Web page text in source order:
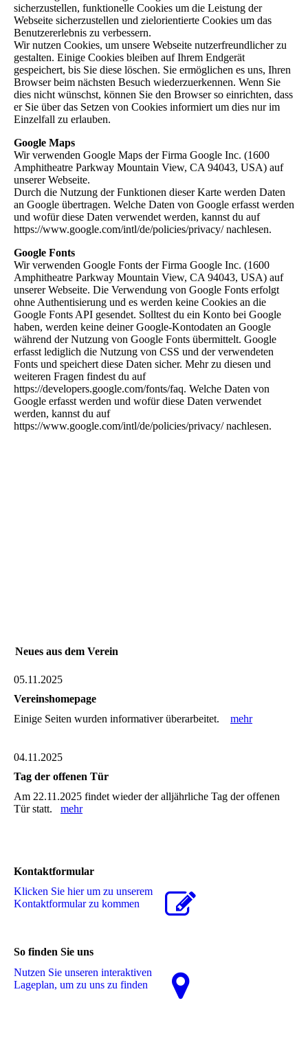
sicherzustellen, funktionelle Cookies um die Leistung der
Webseite sicherzustellen und zielorientierte Cookies um das
Benutzererlebnis zu verbessern.
Wir nutzen Cookies, um unsere Webseite nutzerfreundlicher zu
gestalten. Einige Cookies bleiben auf Ihrem Endgerät
gespeichert, bis Sie diese löschen. Sie ermöglichen es uns, Ihren
Browser beim nächsten Besuch wiederzuerkennen. Wenn Sie
dies nicht wünschst, können Sie den Browser so einrichten, dass
er Sie über das Setzen von Cookies informiert um dies nur im
Einzelfall zu erlauben.
Google Maps
Wir verwenden Google Maps der Firma Google Inc. (1600
Amphitheatre Parkway Mountain View, CA 94043, USA) auf
unserer Webseite.
Durch die Nutzung der Funktionen dieser Karte werden Daten
an Google übertragen. Welche Daten von Google erfasst werden
und wofür diese Daten verwendet werden, kannst du auf
https://www.google.com/intl/de/policies/privacy/ nachlesen.
Google Fonts
Wir verwenden Google Fonts der Firma Google Inc. (1600
Amphitheatre Parkway Mountain View, CA 94043, USA) auf
unserer Webseite. Die Verwendung von Google Fonts erfolgt
ohne Authentisierung und es werden keine Cookies an die
Google Fonts API gesendet. Solltest du ein Konto bei Google
haben, werden keine deiner Google-Kontodaten an Google
während der Nutzung von Google Fonts übermittelt. Google
erfasst lediglich die Nutzung von CSS und der verwendeten
Fonts und speichert diese Daten sicher. Mehr zu diesen und
weiteren Fragen findest du auf
https://developers.google.com/fonts/faq. Welche Daten von
Google erfasst werden und wofür diese Daten verwendet
werden, kannst du auf
https://www.google.com/intl/de/policies/privacy/ nachlesen.
Neues aus dem Verein
05.11.2025
Vereinshomepage
Einige Seiten wurden informativer überarbeitet. mehr
04.11.2025
Tag der offenen Tür
Am 22.11.2025 findet wieder der alljährliche Tag der offenen
Tür statt. mehr
Kontaktformular
Klicken Sie hier um zu unserem
Kon­takt­for­mu­lar zu kommen
So finden Sie uns
Nutzen Sie unseren interaktiven
La­ge­plan, um zu uns zu finden